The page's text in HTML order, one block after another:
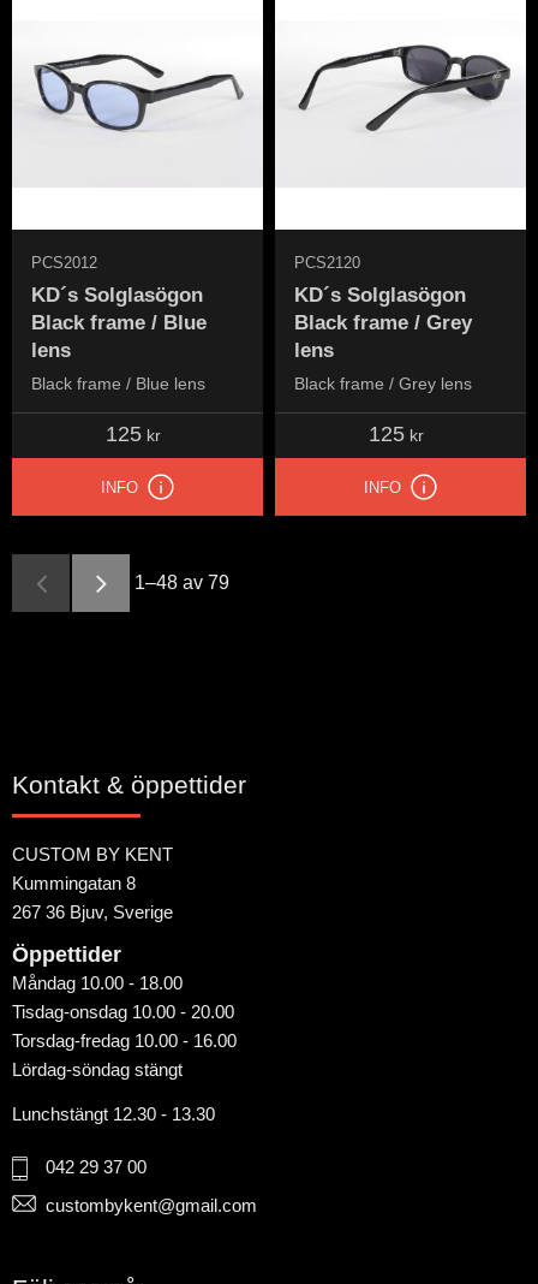
KD´s Solglasögon
Black frame / Blue
lens
Black frame / Blue lens
PCS2012
125 kr
INFO
KD´s Solglasögon
Black frame / Grey
lens
Black frame / Grey lens
PCS2120
125 kr
INFO
1–48 av 79
Kontakt & öppettider
CUSTOM BY KENT
Kummingatan 8
267 36 Bjuv, Sverige
Öppettider
Måndag 10.00 - 18.00
Tisdag-onsdag 10.00 - 20.00
Torsdag-fredag 10.00 - 16.00
Lördag-söndag stängt
Lunchstängt 12.30 - 13.30
042 29 37 00
custombykent@gmail.com